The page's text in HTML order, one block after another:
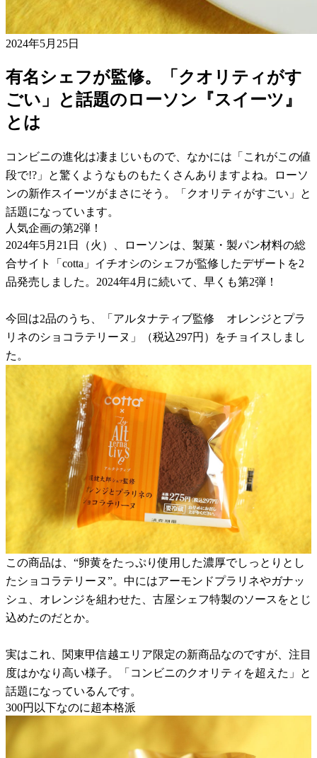
2024年5月25日
有名シェフが監修。「クオリティがす
ごい」と話題のローソン『スイーツ』
とは
コンビニの進化は凄まじいもので、なかには「これがこの値
段で!?」と驚くようなものもたくさんありますよね。ローソ
ンの新作スイーツがまさにそう。「クオリティがすごい」と
話題になっています。
人気企画の第2弾！
2024年5月21日（火）、ローソンは、製菓・製パン材料の総
合サイト「cotta」イチオシのシェフが監修したデザートを2
品発売しました。2024年4月に続いて、早くも第2弾！
今回は2品のうち、「アルタナティブ監修 オレンジとプラ
リネのショコラテリーヌ」（税込297円）をチョイスしまし
た。
この商品は、“卵黄をたっぷり使用した濃厚でしっとりとし
たショコラテリーヌ”。中にはアーモンドプラリネやガナッ
シュ、オレンジを組わせた、古屋シェフ特製のソースをとじ
込めたのだとか。
実はこれ、関東甲信越エリア限定の新商品なのですが、注目
度はかなり高い様子。「コンビニのクオリティを超えた」と
話題になっているんです。
300円以下なのに超本格派